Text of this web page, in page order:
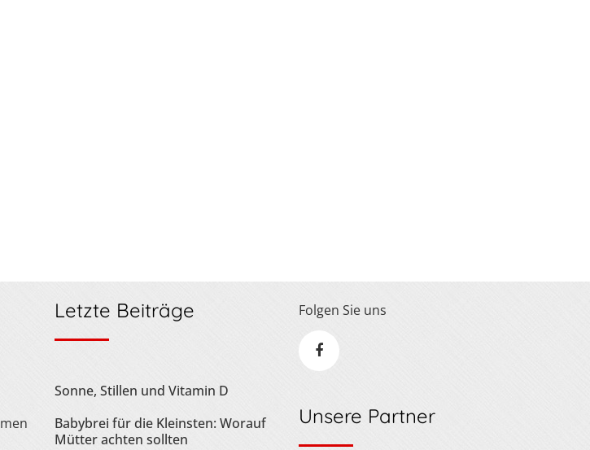
Letzte Beiträge
Sonne, Stillen und Vitamin D
Babybrei für die Kleinsten: Worauf
Mütter achten sollten
Folgen Sie uns
Unsere Partner